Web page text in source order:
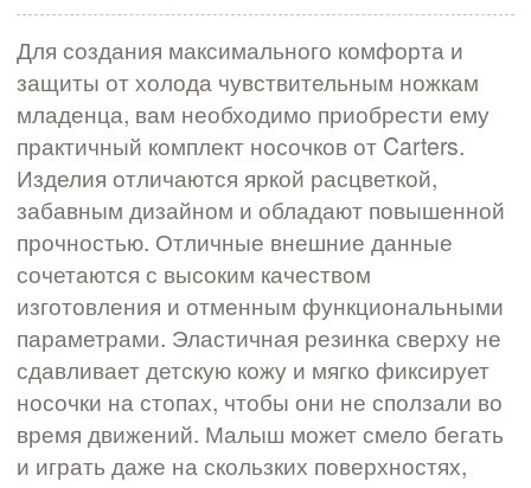
Для создания максимального комфорта и
защиты от холода чувствительным ножкам
младенца, вам необходимо приобрести ему
практичный комплект носочков от Carters.
Изделия отличаются яркой расцветкой,
забавным дизайном и обладают повышенной
прочностью. Отличные внешние данные
сочетаются с высоким качеством
изготовления и отменным функциональными
параметрами. Эластичная резинка сверху не
сдавливает детскую кожу и мягко фиксирует
носочки на стопах, чтобы они не сползали во
время движений. Малыш может смело бегать
и играть даже на скользких поверхностях,